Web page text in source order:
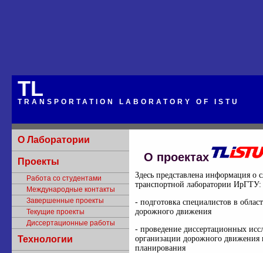
TL
TRANSPORTATION LABORATORY OF ISTU
О Лаборатории
Проекты
Работа со студентами
Международные контакты
Завершенные проекты
Текущие проекты
Диссертационные работы
Технологии
О проектах
Здесь представлена информация о
транспортной лаборатории ИрГТУ:
- подготовка специалистов в
дорожного движения
- проведение диссертационных
организации дорожного движения
планирования